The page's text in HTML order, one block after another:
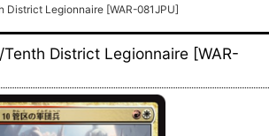
District Legionnaire [WAR-081JPU]
Tenth District Legionnaire [WAR-